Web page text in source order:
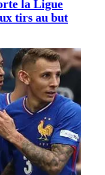
la Ligue
tirs au but